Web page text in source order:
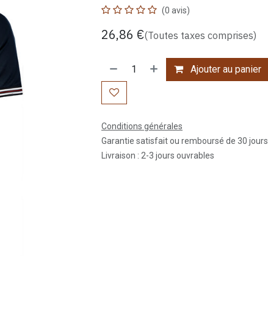
(0 avis)
26,86 €(Toutes taxes comprises)
Ajouter au panier
Conditions générales
Garantie satisfait ou remboursé de 30 jours
Livraison : 2-3 jours ouvrables